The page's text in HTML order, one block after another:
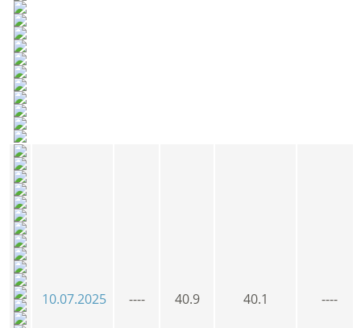
10.07.2025 ---- 40.9 40.1 ----